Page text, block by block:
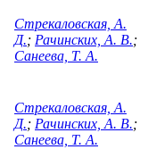
Стрекаловская, А.
Д.; Рачинских, А. В.;
Санеева, Т. А.
Стрекаловская, А.
Д.; Рачинских, А. В.;
Санеева, Т. А.